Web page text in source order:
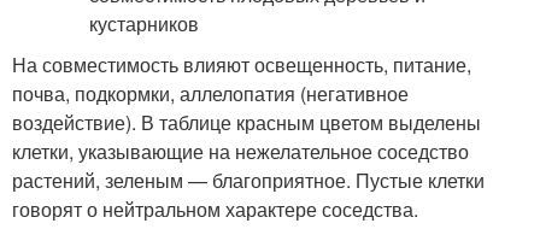
На совместимость влияют освещенность, питание,
почва, подкормки, аллелопатия (негативное
воздействие). В таблице красным цветом выделены
клетки, указывающие на нежелательное соседство
растений, зеленым — благоприятное. Пустые клетки
говорят о нейтральном характере соседства.